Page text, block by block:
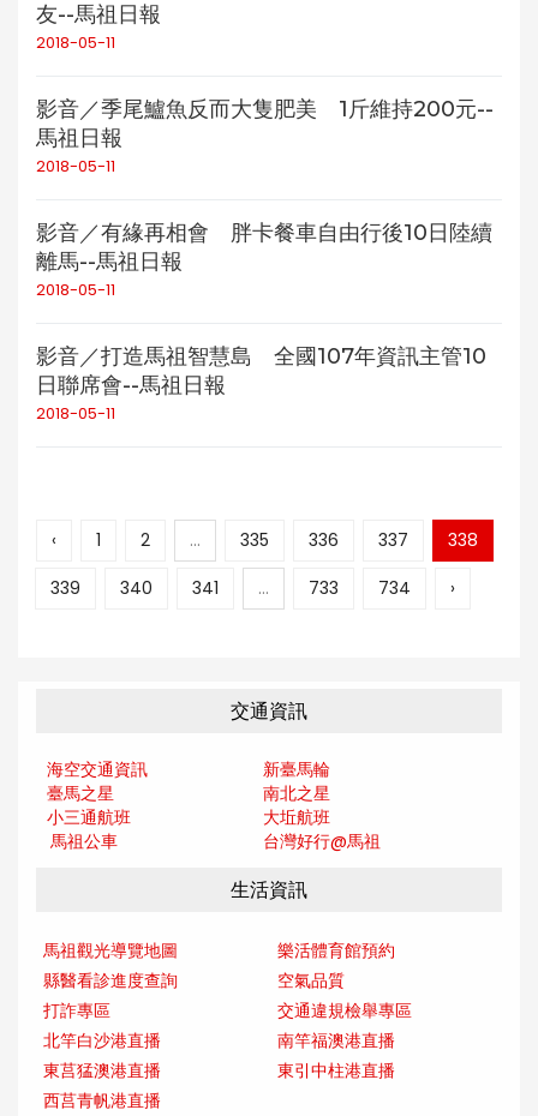
友--馬祖日報
2018-05-11
影音／季尾鱸魚反而大隻肥美 1斤維持200元--
馬祖日報
2018-05-11
影音／有緣再相會 胖卡餐車自由行後10日陸續
離馬--馬祖日報
2018-05-11
影音／打造馬祖智慧島 全國107年資訊主管10
日聯席會--馬祖日報
2018-05-11
‹ 1 2 ... 335 336 337
338
339
340 341 ... 733 734 ›
交通資訊
海空交通資訊
新臺馬輪
臺馬之星
南北之星
小三通航班
大坵航班
馬祖公車
台灣好行@馬祖
生活資訊
馬祖觀光導覽地圖
樂活體育館預約
縣醫看診進度查詢
空氣品質
打詐專區
交通違規檢舉專區
北竿白沙港直播
南竿福澳港直播
東莒猛澳港直播
東引中柱港直播
西莒青帆港直播